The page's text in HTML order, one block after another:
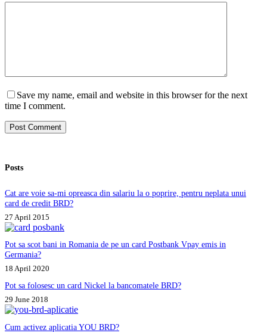
Save my name, email and website in this browser for the next
time I comment.
Post Comment
Posts
Cat are voie sa-mi opreasca din salariu la o poprire, pentru neplata unui
card de credit BRD?
27 April 2015
Pot sa scot bani in Romania de pe un card Postbank Vpay emis in
Germania?
18 April 2020
Pot sa folosesc un card Nickel la bancomatele BRD?
29 June 2018
Cum activez aplicatia YOU BRD?